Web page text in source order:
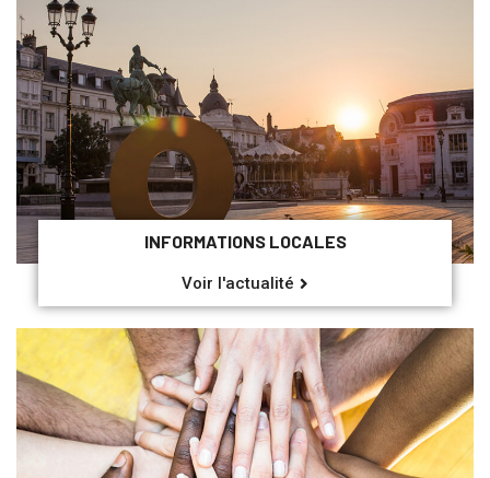
INFORMATIONS LOCALES
Voir l'actualité